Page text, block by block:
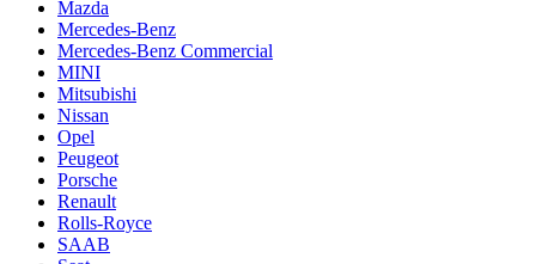
Mazda
Mercedes-Benz
Mercedes-Benz Commercial
MINI
Mitsubishi
Nissan
Opel
Peugeot
Porsche
Renault
Rolls-Royce
SAAB